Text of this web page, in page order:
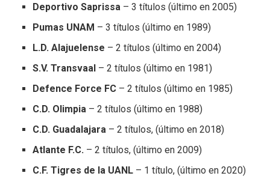
Deportivo Saprissa – 3 títulos (último en 2005)
Pumas UNAM – 3 títulos (último en 1989)
L.D. Alajuelense – 2 títulos (último en 2004)
S.V. Transvaal – 2 títulos (último en 1981)
Defence Force FC – 2 títulos (último en 1985)
C.D. Olimpia – 2 títulos (último en 1988)
C.D. Guadalajara – 2 títulos, (último en 2018)
Atlante F.C. – 2 títulos, (último en 2009)
C.F. Tigres de la UANL – 1 título, (último en 2020)